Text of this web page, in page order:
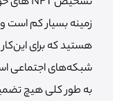
زمینه بسیار کم است
هستید که برای این‌کار
شبکه‌های اجتماعی
به طور کلی هیچ